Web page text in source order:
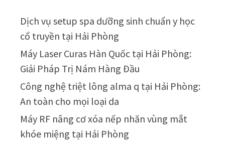
Dịch vụ setup spa dưỡng sinh chuẩn y học
cổ truyền tại Hải Phòng
Máy Laser Curas Hàn Quốc tại Hải Phòng:
Giải Pháp Trị Nám Hàng Đầu
Công nghệ triệt lông alma q tại Hải Phòng:
An toàn cho mọi loại da
Máy RF nâng cơ xóa nếp nhăn vùng mắt
khóe miệng tại Hải Phòng